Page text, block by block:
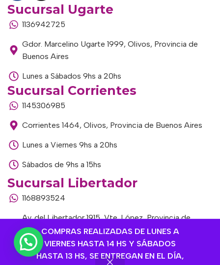
COMPRAS REALIZADAS DE LUNES A
VIERNES HASTA 14 HS Y SÁBADOS
HASTA 13 HS, SE ENTREGAN EN EL DÍA,
Sucursal Ugarte
1136942725
Gdor. Marcelino Ugarte 1999, Olivos, Provincia de
Buenos Aires
Lunes a Sábados 9hs a 20hs
Sucursal Corrientes
1145306985
Corrientes 1464, Olivos, Provincia de Buenos Aires
Lunes a Viernes 9hs a 20hs
Sábados de 9hs a 15hs
Sucursal Libertador
1168893524
Av. del Libertador 1915, Vte. López, Provincia de
Buenos Aires
Lunes a Viernes de 9hs a 13hs / 16hs a 20hs